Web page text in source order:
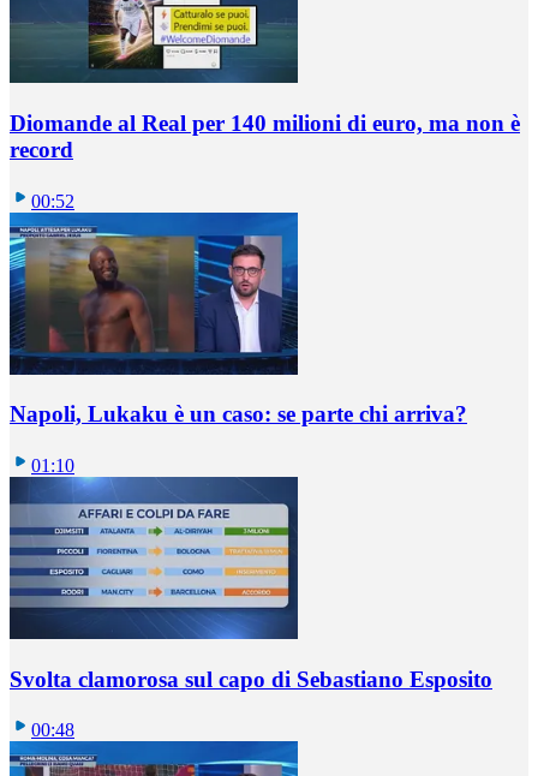
Diomande al Real per 140 milioni di euro, ma non è
record
00:52
Napoli, Lukaku è un caso: se parte chi arriva?
01:10
Svolta clamorosa sul capo di Sebastiano Esposito
00:48